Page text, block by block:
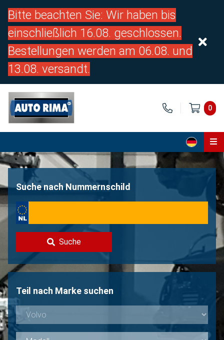
Bitte beachten Sie: Wir haben bis
einschließlich 16.08. geschlossen.
Bestellungen werden am 06.08. und
13.08. versandt.
0
Home
Über uns
Volvo Verkaufen?
Nicht gefunden?
Suche nach Nummernschild
Suche
Teil nach Marke suchen